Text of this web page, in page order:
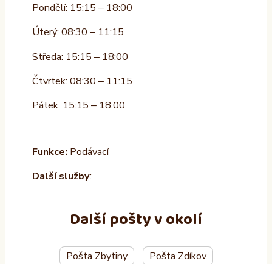
Pondělí: 15:15 – 18:00
Úterý: 08:30 – 11:15
Středa: 15:15 – 18:00
Čtvrtek: 08:30 – 11:15
Pátek: 15:15 – 18:00
Funkce: Podávací
Další služby:
Další pošty v okolí
Pošta Zbytiny Pošta Zdíkov